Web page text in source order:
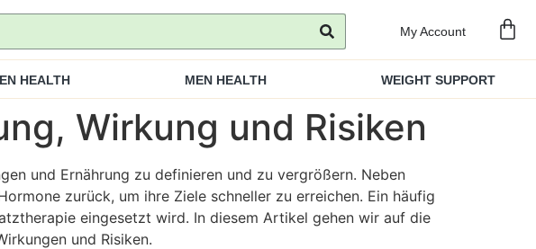
My Account
HEALTH MEN HEALTH WEIGHT SUPPORT
Wirkung und Risiken
und Ernährung zu definieren und zu vergrößern. Neben
zurück, um ihre Ziele schneller zu erreichen. Ein häufig
eingesetzt wird. In diesem Artikel gehen wir auf die
und Risiken.